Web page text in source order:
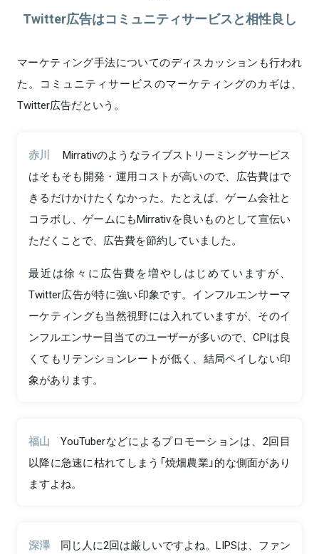
Twitter広告はコミュニティサービスと相性良し
マーケティング手法についてのディスカッションも行われ
た。コミュニティサービスのマーケティングのカギは、
Twitter広告だという。
赤川
Mirrativのようなライブストリーミングサービス
はそもそも開発・運用コストが高いので、広告費はで
きるだけかけたくなかった。たとえば、ゲーム会社と
コラボし、ゲームにもMirrativを良いものとして宣伝い
ただくことで、広告費を節約していました。
最近は徐々に広告費を増やしはじめていますが、
Twitter広告が特に強い印象です。インフルエンサーマ
ーケティングも当然視野には入れていますが、そのイ
ンフルエンサー目当てのユーザーが多いので、CPIは良
くてもリテンションレートが低く、結局ペイしない印
象があります。
福山
YouTuberなどによるプロモーションは、2回目
以降に急速に枯れてしまう「焼畑農業」的な側面があり
ますよね。
深澤
同じ人に2回は厳しいですよね。LIPSは、ファン